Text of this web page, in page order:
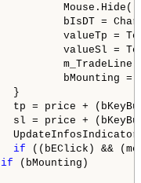
=
?
? (-
if ((bEClick) &&
if (bMounting)